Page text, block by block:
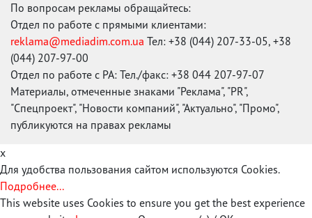
По вопросам рекламы обращайтесь:
Отдел по работе с прямыми клиентами:
reklama@mediadim.com.ua Тел: +38 (044) 207-33-05, +38
(044) 207-97-00
Отдел по работе с РА: Тел./факс: +38 044 207-97-07
Материалы, отмеченные знаками "Реклама", "PR",
"Спецпроект", "Новости компаний", "Актуально", "Промо",
публикуются на правах рекламы
x
Для удобства пользования сайтом используются Cookies.
Подробнее...
This website uses Cookies to ensure you get the best experience